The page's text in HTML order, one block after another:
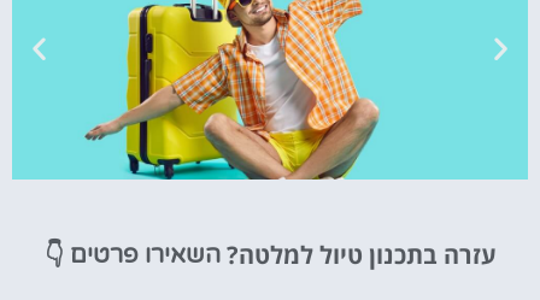
מציאת
עזרה בתכנון טיול למלטה? השאירו פרטים 👇